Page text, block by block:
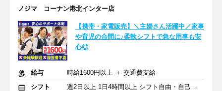
ノジマ コーナン港北インター店
【携帯・家電販売】＼主婦さん活躍中／家事
や育児の合間に♪柔軟シフトで急な用事も安
心◎
給与
時給1600円以上 ＋ 交通費支給
シフト
週2日以上 1日4時間以上 シフト自由・自己申告